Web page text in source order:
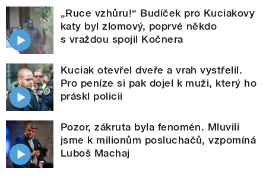
„Ruce vzhůru!“ Budíček pro Kuciakovy
katy byl zlomový, poprvé někdo
s vraždou spojil Kočnera
Kuciak otevřel dveře a vrah vystřelil.
Pro peníze si pak dojel k muži, který ho
práskl policii
Pozor, zákruta byla fenomén. Mluvili
jsme k milionům posluchačů, vzpomíná
Luboš Machaj